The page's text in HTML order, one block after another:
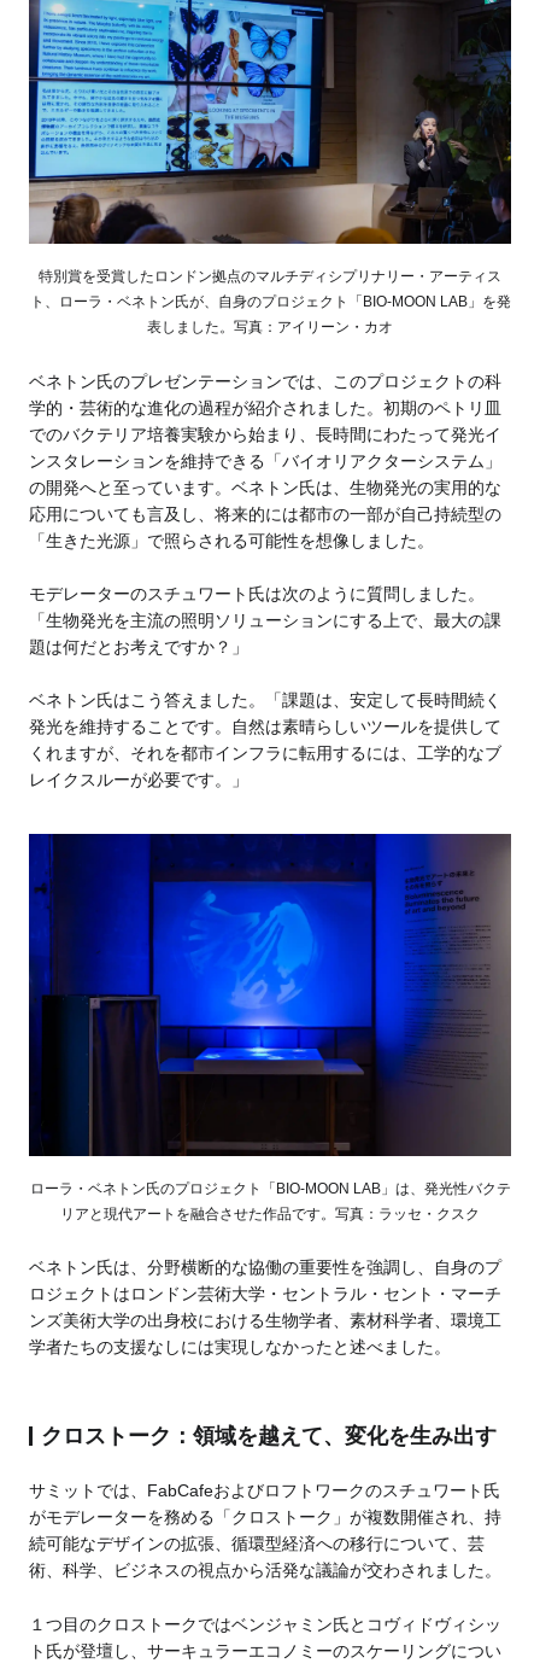
特別賞を受賞したロンドン拠点のマルチディシプリナリー・アーティス
ト、ローラ・ベネトン氏が、自身のプロジェクト「BIO-MOON LAB」を発
表しました。写真：アイリーン・カオ
ベネトン氏のプレゼンテーションでは、このプロジェクトの科
学的・芸術的な進化の過程が紹介されました。初期のペトリ皿
でのバクテリア培養実験から始まり、長時間にわたって発光イ
ンスタレーションを維持できる「バイオリアクターシステム」
の開発へと至っています。ベネトン氏は、生物発光の実用的な
応用についても言及し、将来的には都市の一部が自己持続型の
「生きた光源」で照らされる可能性を想像しました。
モデレーターのスチュワート氏は次のように質問しました。
「生物発光を主流の照明ソリューションにする上で、最大の課
題は何だとお考えですか？」
ベネトン氏はこう答えました。「課題は、安定して長時間続く
発光を維持することです。自然は素晴らしいツールを提供して
くれますが、それを都市インフラに転用するには、工学的なブ
レイクスルーが必要です。」
ローラ・ベネトン氏のプロジェクト「BIO-MOON LAB」は、発光性バクテ
リアと現代アートを融合させた作品です。写真：ラッセ・クスク
ベネトン氏は、分野横断的な協働の重要性を強調し、自身のプ
ロジェクトはロンドン芸術大学・セントラル・セント・マーチ
ンズ美術大学の出身校における生物学者、素材科学者、環境工
学者たちの支援なしには実現しなかったと述べました。
クロストーク：領域を越えて、変化を生み出す
サミットでは、FabCafeおよびロフトワークのスチュワート氏
がモデレーターを務める「クロストーク」が複数開催され、持
続可能なデザインの拡張、循環型経済への移行について、芸
術、科学、ビジネスの視点から活発な議論が交わされました。
１つ目のクロストークではベンジャミン氏とコヴィドヴィシッ
ト氏が登壇し、サーキュラーエコノミーのスケーリングについ